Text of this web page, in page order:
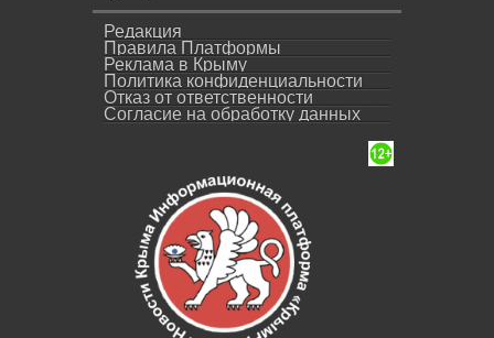
Редакция
Правила Платформы
Реклама в Крыму
Политика конфиденциальности
Отказ от ответственности
Согласие на обработку данных